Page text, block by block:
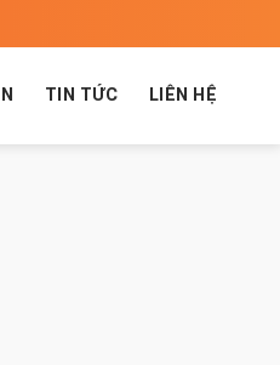
TIN TỨC LIÊN HỆ